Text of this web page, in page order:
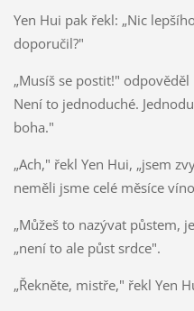
Yen Hui pak řekl: „Nic
doporučil?"
„Musíš se postit!"
Není to jednoduché.
boha."
„Ach," řekl Yen Hui, „jsem
neměli jsme celé měsíce
„Můžeš to nazývat půstem,
„není to ale půst srdce".
„Řekněte, mistře," řekl Yen